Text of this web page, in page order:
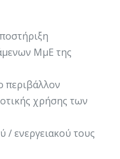
ΜμΕ της
περιβάλλον
χρήσης των
/ ενεργειακού τους